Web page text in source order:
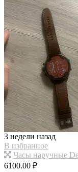
3 недели назад
В избранное
Часы наручные
6100.00 ₽